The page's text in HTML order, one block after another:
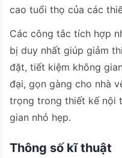
cao tuổi thọ của các
Các công tắc tích hợp
bị duy nhất giúp giảm
đặt, tiết kiệm không
đại, gọn gàng cho nhà
trọng trong thiết kế nội
gian nhỏ hẹp.
Thông số kĩ thuật